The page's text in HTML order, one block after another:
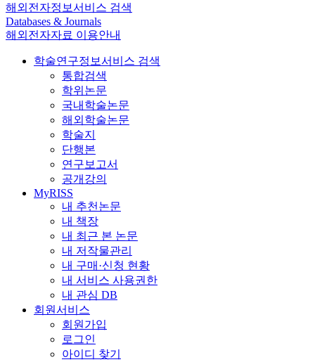
해외전자정보서비스 검색
Databases & Journals
해외전자자료 이용안내
학술연구정보서비스 검색
통합검색
학위논문
국내학술논문
해외학술논문
학술지
단행본
연구보고서
공개강의
MyRISS
내 추천논문
내 책장
내 최근 본 논문
내 저작물관리
내 구매·신청 현황
내 서비스 사용권한
내 관심 DB
회원서비스
회원가입
로그인
아이디 찾기